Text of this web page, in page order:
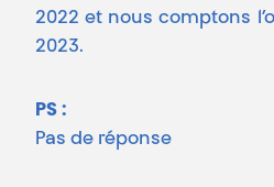
2022 et nous comptons
2023.
PS :
Pas de réponse